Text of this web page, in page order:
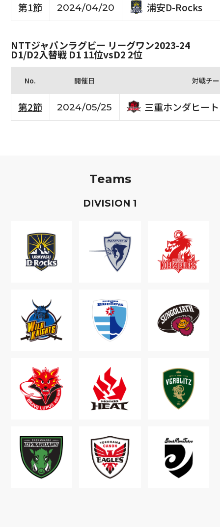
第1節 2024/04/20 浦安D-Rocks
NTTジャパンラグビー リーグワン2023-24
D1/D2入替戦 D1 11位vsD2 2位
No. 開催日 対戦チ
第2節 2024/05/25 三重ホンダヒート
Teams
DIVISION 1